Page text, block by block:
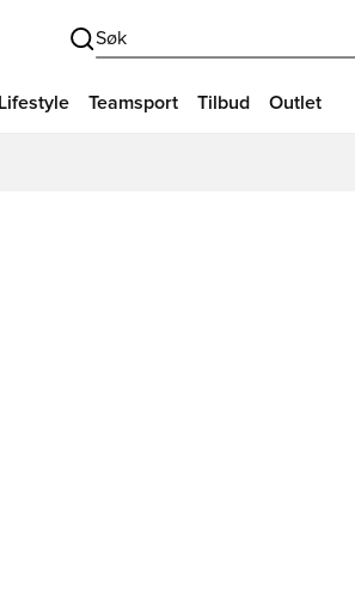
Søk
Lifestyle Teamsport Tilbud Outlet